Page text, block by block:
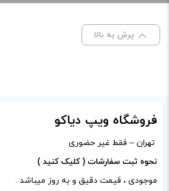
برای فعال شدن سبد خرید و نمایش قیمت ،
افزودن به سبد خرید
پرش به بالا
فروشگاه ویپ دیاکو
تهران – فقط غیر حضوری
نحوه ثبت سفارشات ( کلیک کنید )
موجودی ، قیمت دقیق و به روز میباشد .